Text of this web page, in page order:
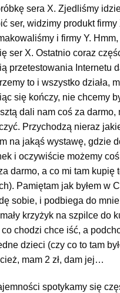
sera X. Zjedliśmy
ser, widzimy produkt firmy
i firmy Y.
ser X. Ostatnio coraz
przetestowania Internetu
to i wszystko działa,
się kończy, nie chcemy
dali nam coś za darmo,
Przychodzą nieraz
na jakąś wystawę, gdzie
i oczywiście możemy
darmo, a co mi tam kupię
Pamiętam jak byłem w
sobie, i podbiega do
krzyżyk na szpilce do
chodzi chce iść, a
dzieci (czy co to tam
mam 2 zł, dam jej…
spotykamy się